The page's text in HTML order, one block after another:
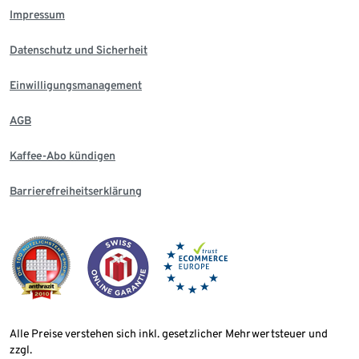
Impressum
Datenschutz und Sicherheit
Einwilligungsmanagement
AGB
Kaffee-Abo kündigen
Barrierefreiheitserklärung
Alle Preise verstehen sich inkl. gesetzlicher Mehrwertsteuer und
zzgl.